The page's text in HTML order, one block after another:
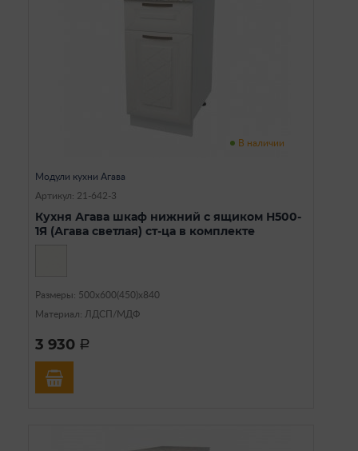
В наличии
Модули кухни Агава
Артикул: 21-642-3
Кухня Агава шкаф нижний с ящиком Н500-
1Я (Агава светлая) ст-ца в комплекте
Размеры: 500х600(450)х840
Материал: ЛДСП/МДФ
3 930 a